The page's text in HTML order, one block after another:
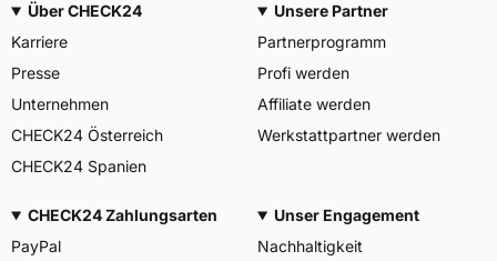
Über CHECK24
Karriere
Presse
Unternehmen
CHECK24 Österreich
CHECK24 Spanien
Unsere Partner
Partnerprogramm
Profi werden
Affiliate werden
Werkstattpartner werden
CHECK24 Zahlungsarten
PayPal
Unser Engagement
Nachhaltigkeit